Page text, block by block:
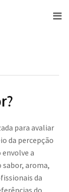
para avaliar
da percepção
a
aroma,
da